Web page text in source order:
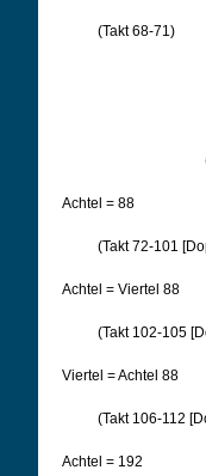
(Takt 68-71)
Achtel = 88
(Takt 72-101
Achtel = Viertel 88
(Takt 102-105
Viertel = Achtel 88
(Takt 106-112
Achtel = 192